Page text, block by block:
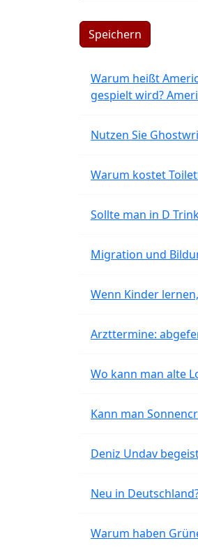
Speichern
Warum heißt
gespielt wird?
Nutzen Sie
Warum kostet
Sollte man in D
Migration und
Wenn Kinder
Arzttermine:
Wo kann man alte
Kann man
Deniz Undav
Neu in
Warum haben